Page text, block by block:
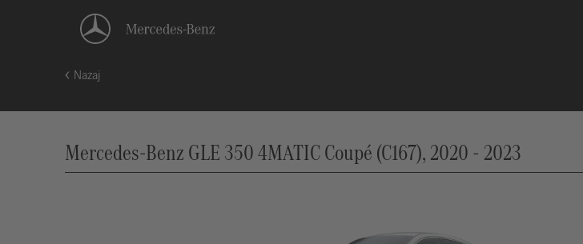
Nazaj
Mercedes-Benz GLE 350 4MATIC Coupé (C167), 2020 - 2023